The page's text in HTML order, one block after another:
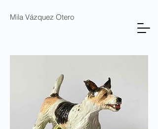
Mila Vázquez Otero